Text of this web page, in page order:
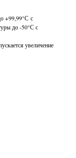
+99,99°С с
до -50°С с
увеличение